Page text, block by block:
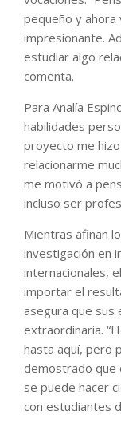
pequeño y
impresionante.
estudiar algo
comenta.
Para Analía
habilidades
proyecto me
relacionarme
me motivó a
incluso ser
Mientras afinan
investigación en
internacionales,
importar el
asegura que sus
extraordinaria.
hasta aquí, pero
demostrado que
se puede hacer
con estudiantes